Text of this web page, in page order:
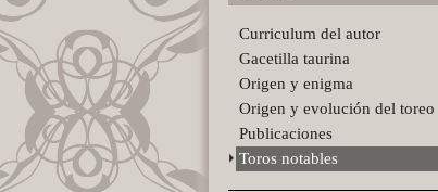
Curriculum del autor
Gacetilla taurina
Origen y enigma
Origen y evolución del toreo
Publicaciones
Toros notables